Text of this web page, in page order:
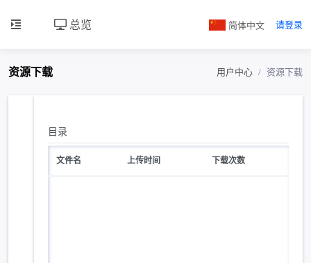
总览 简体中文 请登录
资源下载 用户中心 资源下载
目录
文件名 上传时间 下载次数